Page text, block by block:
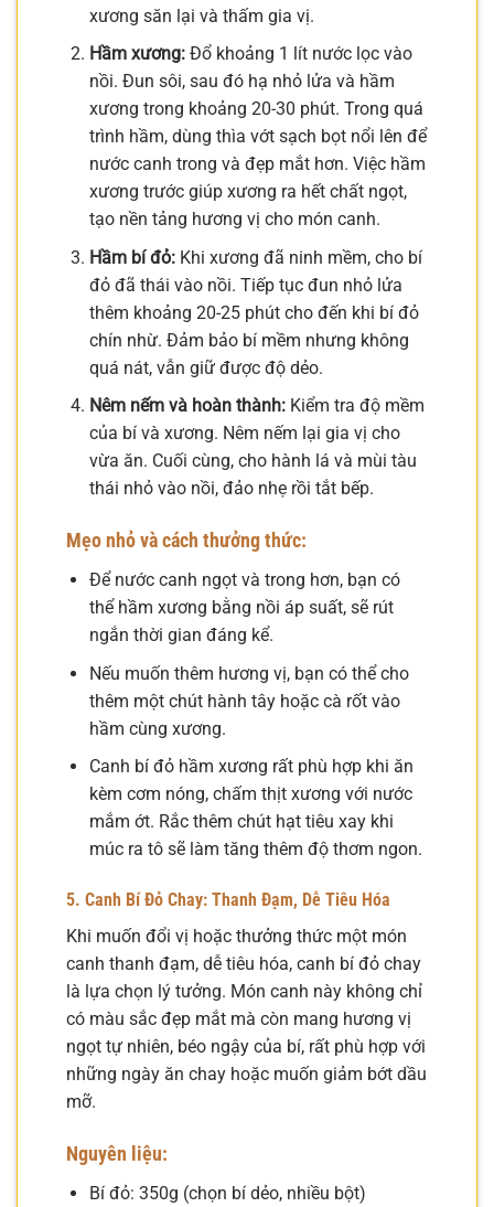
xương săn lại và thấm gia vị.
Hầm xương:Đổ khoảng 1 lít nước lọc vào
nồi. Đun sôi, sau đó hạ nhỏ lửa và hầm
xương trong khoảng 20-30 phút. Trong quá
trình hầm, dùng thìa vớt sạch bọt nổi lên để
nước canh trong và đẹp mắt hơn. Việc hầm
xương trước giúp xương ra hết chất ngọt,
tạo nền tảng hương vị cho món canh.
Hầm bí đỏ:Khi xương đã ninh mềm, cho bí
đỏ đã thái vào nồi. Tiếp tục đun nhỏ lửa
thêm khoảng 20-25 phút cho đến khi bí đỏ
chín nhừ. Đảm bảo bí mềm nhưng không
quá nát, vẫn giữ được độ dẻo.
Nêm nếm và hoàn thành:Kiểm tra độ mềm
của bí và xương. Nêm nếm lại gia vị cho
vừa ăn. Cuối cùng, cho hành lá và mùi tàu
thái nhỏ vào nồi, đảo nhẹ rồi tắt bếp.
Mẹo nhỏ và cách thưởng thức:
Để nước canh ngọt và trong hơn, bạn có
thể hầm xương bằng nồi áp suất, sẽ rút
ngắn thời gian đáng kể.
Nếu muốn thêm hương vị, bạn có thể cho
thêm một chút hành tây hoặc cà rốt vào
hầm cùng xương.
Canh bí đỏ hầm xương rất phù hợp khi ăn
kèm cơm nóng, chấm thịt xương với nước
mắm ớt. Rắc thêm chút hạt tiêu xay khi
múc ra tô sẽ làm tăng thêm độ thơm ngon.
5. Canh Bí Đỏ Chay: Thanh Đạm, Dễ Tiêu Hóa
Khi muốn đổi vị hoặc thưởng thức một món
canh thanh đạm, dễ tiêu hóa, canh bí đỏ chay
là lựa chọn lý tưởng. Món canh này không chỉ
có màu sắc đẹp mắt mà còn mang hương vị
ngọt tự nhiên, béo ngậy của bí, rất phù hợp với
những ngày ăn chay hoặc muốn giảm bớt dầu
mỡ.
Nguyên liệu:
Bí đỏ: 350g (chọn bí dẻo, nhiều bột)